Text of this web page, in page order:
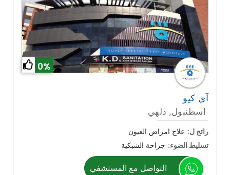
0%
آي كيو
اسطنبول, دلهي
رائج ل: علاج امراض العيون
تسليط الضوء: جراحة الشبكية
التواصل مع المستشفي